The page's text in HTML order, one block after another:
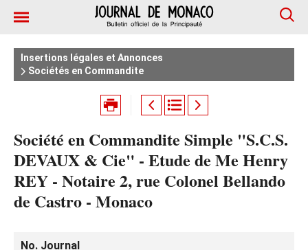
Insertions légales et Annonces
Sociétés en Commandite
Société en Commandite Simple "S.C.S.
DEVAUX & Cie" - Etude de Me Henry
REY - Notaire 2, rue Colonel Bellando
de Castro - Monaco
No. Journal